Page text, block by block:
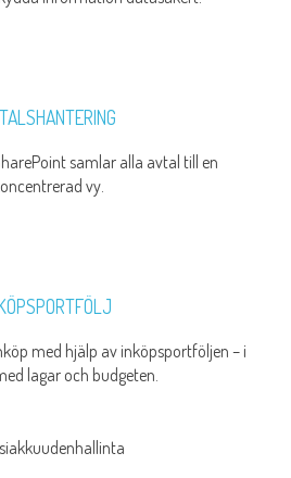
samlar alla avtal till en
vy.
med hjälp av inköpsportföljen – i
lagar och budgeten.